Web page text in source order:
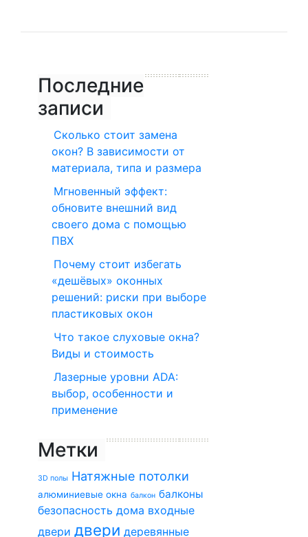
Последние
записи
Сколько стоит замена
окон? В зависимости от
материала, типа и размера
Мгновенный эффект:
обновите внешний вид
своего дома с помощью
ПВХ
Почему стоит избегать
«дешёвых» оконных
решений: риски при выборе
пластиковых окон
Что такое слуховые окна?
Виды и стоимость
Лазерные уровни ADA:
выбор, особенности и
применение
Метки
3D полы Натяжные потолки
алюминиевые окна балкон балконы
безопасность дома входные
двери двери деревянные